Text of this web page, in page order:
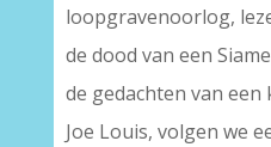
loopgravenoorlog,
de dood van een
de gedachten van
Joe Louis, volgen we